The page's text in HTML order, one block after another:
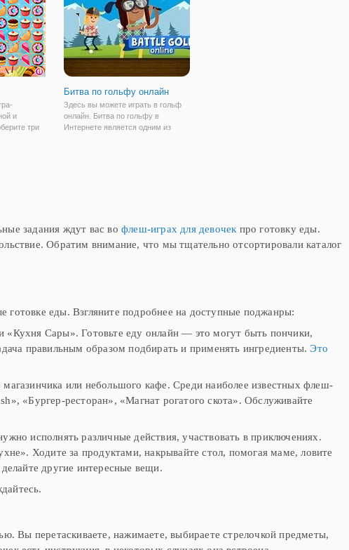
и
три
Битва по гольфу онлайн
Здесь вы можете играть в гольф
онлайн. Битва по гольфу в
Интернете является одним из
задания ждут вас вофлеш-играх для девочек про готовку еды.
Обратим внимание, что мы тщательно отсортировали каталог
еды. Взгляните подробнее на доступные поджанры:
«Кухня Сары». Готовьте еду онлайн — это могут быть пончики,
правильным образом подбирать и применять ингредиенты.Это
или небольшого кафе. Среди наиболее известных флеш-
«Бургер-ресторан», «Магнат рогатого скота». Обслуживайте
исполнять различные действия, участвовать в приключениях.
Ходите за продуктами, накрывайте стол, помогая маме, ловите
другие интересные вещи.
Вы перетаскиваете, нажимаете, выбираете стрелочкой предметы,